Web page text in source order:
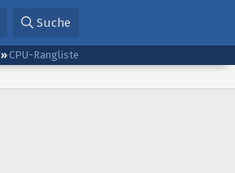
Suche
CPU-Rangliste